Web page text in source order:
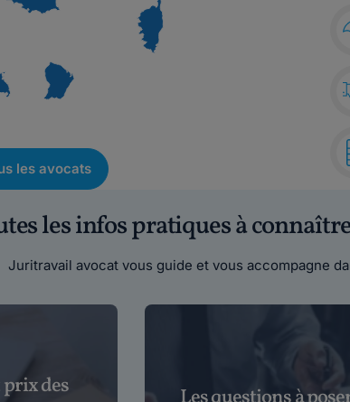
les avocats
les infos pratiques à
Juritravail avocat vous guide et vous accompagne
des